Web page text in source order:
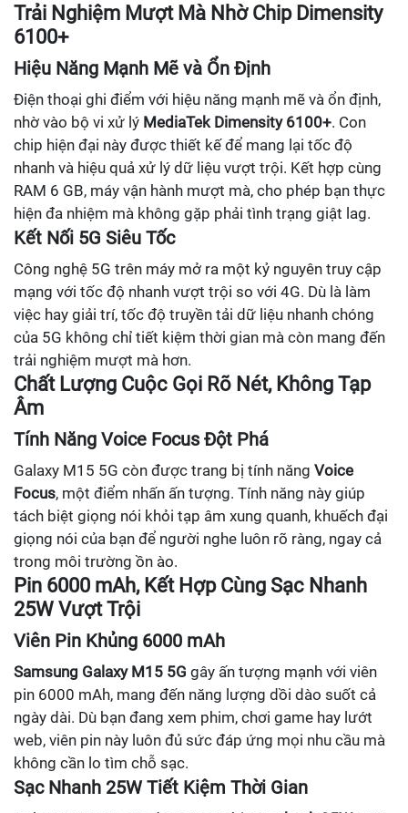
Trải Nghiệm Mượt Mà Nhờ Chip Dimensity
6100+
Hiệu Năng Mạnh Mẽ và Ổn Định
Điện thoại ghi điểm với hiệu năng mạnh mẽ và ổn định,
nhờ vào bộ vi xử lý MediaTek Dimensity 6100+. Con
chip hiện đại này được thiết kế để mang lại tốc độ
nhanh và hiệu quả xử lý dữ liệu vượt trội. Kết hợp cùng
RAM 6 GB, máy vận hành mượt mà, cho phép bạn thực
hiện đa nhiệm mà không gặp phải tình trạng giật lag.
Kết Nối 5G Siêu Tốc
Công nghệ 5G trên máy mở ra một kỷ nguyên truy cập
mạng với tốc độ nhanh vượt trội so với 4G. Dù là làm
việc hay giải trí, tốc độ truyền tải dữ liệu nhanh chóng
của 5G không chỉ tiết kiệm thời gian mà còn mang đến
trải nghiệm mượt mà hơn.
Chất Lượng Cuộc Gọi Rõ Nét, Không Tạp
Âm
Tính Năng Voice Focus Đột Phá
Galaxy M15 5G còn được trang bị tính năng Voice
Focus, một điểm nhấn ấn tượng. Tính năng này giúp
tách biệt giọng nói khỏi tạp âm xung quanh, khuếch đại
giọng nói của bạn để người nghe luôn rõ ràng, ngay cả
trong môi trường ồn ào.
Pin 6000 mAh, Kết Hợp Cùng Sạc Nhanh
25W Vượt Trội
Viên Pin Khủng 6000 mAh
Samsung Galaxy M15 5G gây ấn tượng mạnh với viên
pin 6000 mAh, mang đến năng lượng dồi dào suốt cả
ngày dài. Dù bạn đang xem phim, chơi game hay lướt
web, viên pin này luôn đủ sức đáp ứng mọi nhu cầu mà
không cần lo tìm chỗ sạc.
Sạc Nhanh 25W Tiết Kiệm Thời Gian